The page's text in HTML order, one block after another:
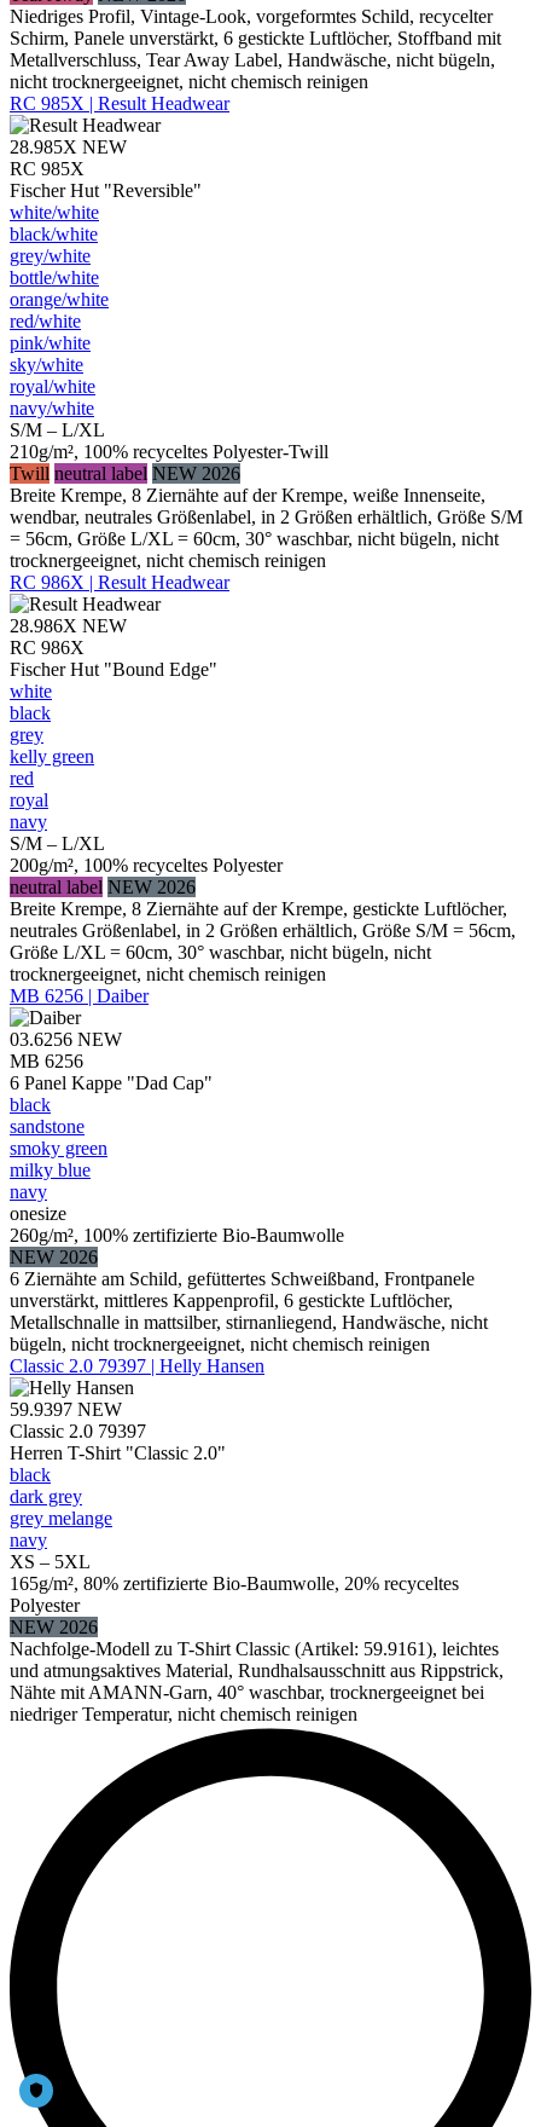
Niedriges Profil, Vintage-Look, vorgeformtes Schild, recycelter
Schirm, Panele unverstärkt, 6 gestickte Luftlöcher, Stoffband mit
Metallverschluss, Tear Away Label, Handwäsche, nicht bügeln,
nicht trocknergeeignet, nicht chemisch reinigen
RC 985X | Result Headwear
28.985X NEW
RC 985X
Fischer Hut "Reversible"
white/​white
black/​white
grey/​white
bottle/​white
orange/​white
red/​white
pink/​white
sky/​white
royal/​white
navy/​white
S/M – L/XL
210g/m², 100% recyceltes Polyester-Twill
Twill neutral label NEW 2026
Breite Krempe, 8 Ziernähte auf der Krempe, weiße Innenseite,
wendbar, neutrales Größenlabel, in 2 Größen erhältlich, Größe S/M
= 56cm, Größe L/XL = 60cm, 30° waschbar, nicht bügeln, nicht
trocknergeeignet, nicht chemisch reinigen
RC 986X | Result Headwear
28.986X NEW
RC 986X
Fischer Hut "Bound Edge"
white
black
grey
kelly green
red
royal
navy
S/M – L/XL
200g/m², 100% recyceltes Polyester
neutral label NEW 2026
Breite Krempe, 8 Ziernähte auf der Krempe, gestickte Luftlöcher,
neutrales Größenlabel, in 2 Größen erhältlich, Größe S/M = 56cm,
Größe L/XL = 60cm, 30° waschbar, nicht bügeln, nicht
trocknergeeignet, nicht chemisch reinigen
MB 6256 | Daiber
03.6256 NEW
MB 6256
6 Panel Kappe "Dad Cap"
black
sandstone
smoky green
milky blue
navy
onesize
260g/m², 100% zertifizierte Bio-Baumwolle
NEW 2026
6 Ziernähte am Schild, gefüttertes Schweißband, Frontpanele
unverstärkt, mittleres Kappenprofil, 6 gestickte Luftlöcher,
Metallschnalle in mattsilber, stirnanliegend, Handwäsche, nicht
bügeln, nicht trocknergeeignet, nicht chemisch reinigen
Classic 2.0 79397 | Helly Hansen
59.9397 NEW
Classic 2.0 79397
Herren T-Shirt "Classic 2.0"
black
dark grey
grey melange
navy
XS – 5XL
165g/m², 80% zertifizierte Bio-Baumwolle, 20% recyceltes
Polyester
NEW 2026
Nachfolge-Modell zu T-Shirt Classic (Artikel: 59.9161), leichtes
und atmungsaktives Material, Rundhalsausschnitt aus Rippstrick,
Nähte mit AMANN-Garn, 40° waschbar, trocknergeeignet bei
niedriger Temperatur, nicht chemisch reinigen